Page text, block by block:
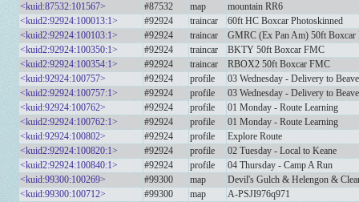
<kuid:87532:101567>
#87532 map
mountain RR6
<kuid2:92924:100013:1>
#92924 traincar
60ft HC Boxcar Photoskinned
<kuid2:92924:100103:1>
#92924 traincar
GMRC (Ex Pan Am) 50ft Boxcar
<kuid2:92924:100350:1>
#92924 traincar
BKTY 50ft Boxcar FMC
<kuid2:92924:100354:1>
#92924 traincar
RBOX2 50ft Boxcar FMC
<kuid:92924:100757>
#92924 profile
03 Wednesday - Delivery to
<kuid2:92924:100757:1>
#92924 profile
03 Wednesday - Delivery to
<kuid:92924:100762>
#92924 profile
01 Monday - Route Learning
<kuid2:92924:100762:1>
#92924 profile
01 Monday - Route Learning
<kuid:92924:100802>
#92924 profile
Explore Route
<kuid2:92924:100820:1>
#92924 profile
02 Tuesday - Local to Keane
<kuid2:92924:100840:1>
#92924 profile
04 Thursday - Camp A Run
<kuid:99300:100269>
#99300 map
Devil's Gulch & Helengon &
<kuid:99300:100712>
#99300 map
A-PSJI976q971